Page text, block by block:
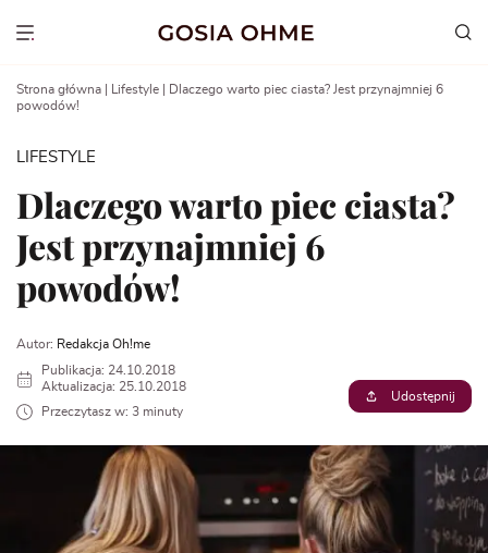
Show menu
Strona główna Lifestyle
Dlaczego warto piec ciasta? Jest przynajmniej 6
powodów!
LIFESTYLE
Dlaczego warto piec ciasta?
Jest przynajmniej 6
powodów!
Autor: Redakcja Oh!me
Publikacja: 24.10.2018
Aktualizacja: 25.10.2018
Przeczytasz w: 3 minuty
Udostępnij